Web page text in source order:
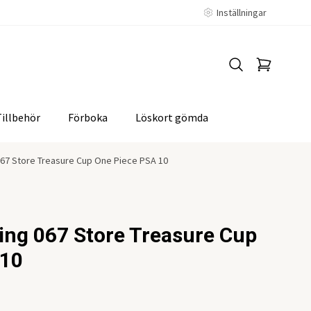
Inställningar
Förboka Löskort gömda
Store Treasure Cup One Piece PSA 10
067 Store Treasure Cup